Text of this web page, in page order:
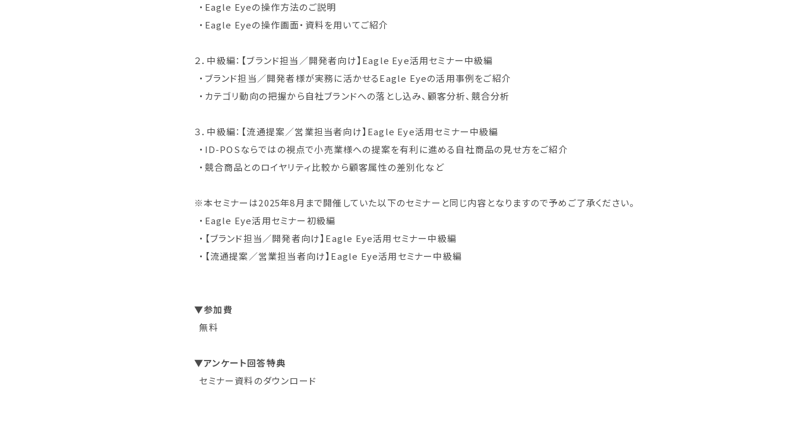
・Eagle Eyeの操作方法のご説明
・Eagle Eyeの操作画面・資料を用いてご紹介
２．中級編：【ブランド担当／開発者向け】Eagle Eye活用セミナー中級編
・ブランド担当／開発者様が実務に活かせるEagle Eyeの活用事例をご紹介
・カテゴリ動向の把握から自社ブランドへの落とし込み、顧客分析、競合分析
３．中級編：【流通提案／営業担当者向け】Eagle Eye活用セミナー中級編
・ID-POSならではの視点で小売業様への提案を有利に進める自社商品の見せ方をご紹介
・競合商品とのロイヤリティ比較から顧客属性の差別化など
※本セミナーは2025年8月まで開催していた以下のセミナーと同じ内容となりますので予めご了承ください。
・Eagle Eye活用セミナー初級編
・【ブランド担当／開発者向け】Eagle Eye活用セミナー中級編
・【流通提案／営業担当者向け】Eagle Eye活用セミナー中級編
▼参加費
無料
▼アンケート回答特典
セミナー資料のダウンロード